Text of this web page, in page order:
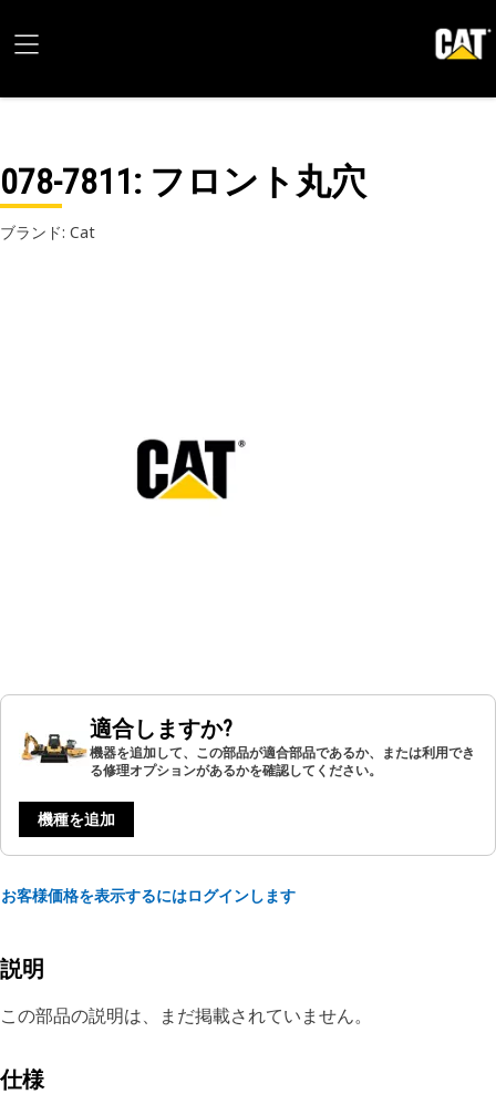
078-7811: フロント丸穴
ブランド: Cat
適合しますか?
機器を追加して、この部品が適合部品であるか、または利用でき
る修理オプションがあるかを確認してください。
機種を追加
お客様価格を表示するにはログインします
説明
この部品の説明は、まだ掲載されていません。
仕様